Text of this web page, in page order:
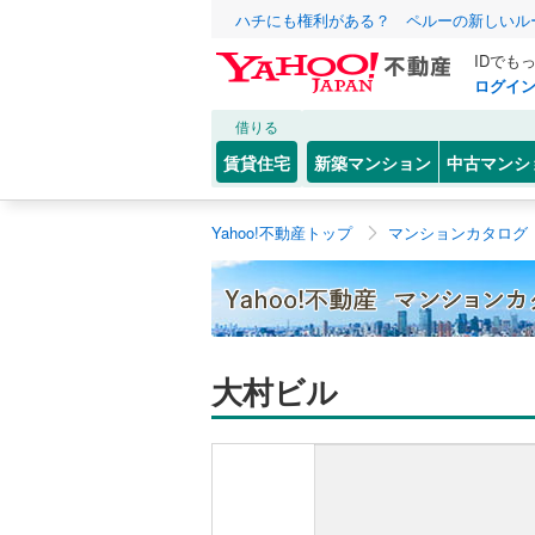
ハチにも権利がある？ ペルーの新しいル
IDでも
ログイン
借りる
賃貸住宅 新築マンション 中古マンシ
Yahoo!不動産トップ マンションカタログ
大村ビル